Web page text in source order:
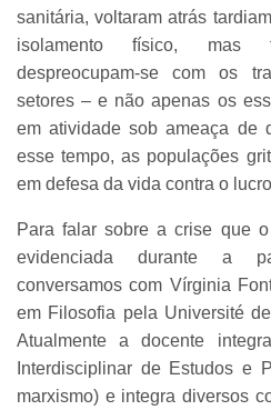
sanitária, voltaram atrás
isolamento físico, mas
despreocupam-se com os
setores – e não apenas os
em atividade sob ameaça de
esse tempo, as populações
em defesa da vida contra o
Para falar sobre a crise que
evidenciada durante a
conversamos com Vírginia
em Filosofia pela Université
Atualmente a docente
Interdisciplinar de Estudos e
marxismo) e integra diversos